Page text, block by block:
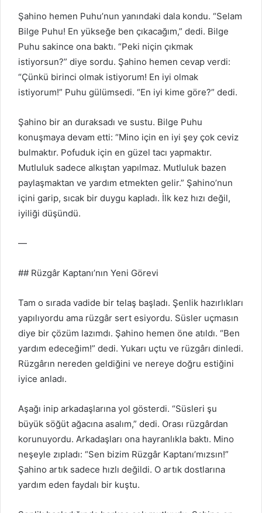
Şahino hemen Puhu’nun yanındaki dala kondu. “Selam
Bilge Puhu! En yükseğe ben çıkacağım,” dedi. Bilge
Puhu sakince ona baktı. “Peki niçin çıkmak
istiyorsun?” diye sordu. Şahino hemen cevap verdi:
“Çünkü birinci olmak istiyorum! En iyi olmak
istiyorum!” Puhu gülümsedi. “En iyi kime göre?” dedi.
Şahino bir an duraksadı ve sustu. Bilge Puhu
konuşmaya devam etti: “Mino için en iyi şey çok ceviz
bulmaktır. Pofuduk için en güzel tacı yapmaktır.
Mutluluk sadece alkıştan yapılmaz. Mutluluk bazen
paylaşmaktan ve yardım etmekten gelir.” Şahino’nun
içini garip, sıcak bir duygu kapladı. İlk kez hızı değil,
iyiliği düşündü.
—
## Rüzgâr Kaptanı’nın Yeni Görevi
Tam o sırada vadide bir telaş başladı. Şenlik hazırlıkları
yapılıyordu ama rüzgâr sert esiyordu. Süsler uçmasın
diye bir çözüm lazımdı. Şahino hemen öne atıldı. “Ben
yardım edeceğim!” dedi. Yukarı uçtu ve rüzgârı dinledi.
Rüzgârın nereden geldiğini ve nereye doğru estiğini
iyice anladı.
Aşağı inip arkadaşlarına yol gösterdi. “Süsleri şu
büyük söğüt ağacına asalım,” dedi. Orası rüzgârdan
korunuyordu. Arkadaşları ona hayranlıkla baktı. Mino
neşeyle zıpladı: “Sen bizim Rüzgâr Kaptanı’mızsın!”
Şahino artık sadece hızlı değildi. O artık dostlarına
yardım eden faydalı bir kuştu.